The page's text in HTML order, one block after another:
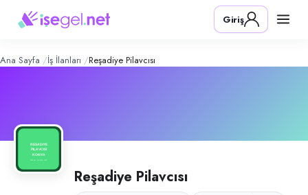
Pilavcısı – Şirket Profili
Konum:
Reşadiye Pilavcısı, Konya Selçuklu şubesinde servis operasyonu için
Giriş
Ana Sayfa İş İlanları Reşadiye Pilavcısı
Reşadiye Pilavcısı